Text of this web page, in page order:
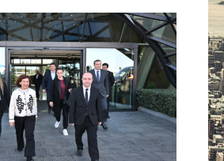
Güney Azərbaycan
Mədəniyyət
Müsahibə
İdman